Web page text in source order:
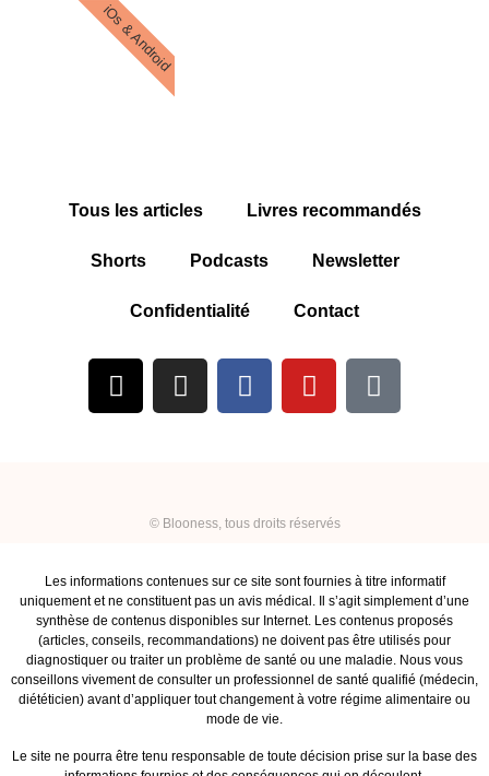
iOs & Android
Tous les articles Livres recommandés
Shorts Podcasts Newsletter
Confidentialité Contact
© Blooness, tous droits réservés
Les informations contenues sur ce site sont fournies à titre informatif
uniquement et ne constituent pas un avis médical. Il s’agit simplement d’une
synthèse de contenus disponibles sur Internet. Les contenus proposés
(articles, conseils, recommandations) ne doivent pas être utilisés pour
diagnostiquer ou traiter un problème de santé ou une maladie. Nous vous
conseillons vivement de consulter un professionnel de santé qualifié (médecin,
diététicien) avant d’appliquer tout changement à votre régime alimentaire ou
mode de vie.
Le site ne pourra être tenu responsable de toute décision prise sur la base des